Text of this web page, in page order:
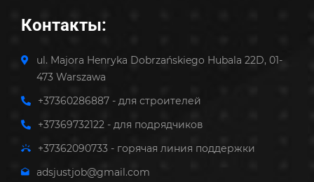
Контакты:
ul. Majora Henryka Dobrzańskiego Hubala 22D, 01-
473 Warszawa
+37360286887 - для строителей
+37369732122 - для подрядчиков
+37362090733 - горячая линия поддержки
adsjustjob@gmail.com